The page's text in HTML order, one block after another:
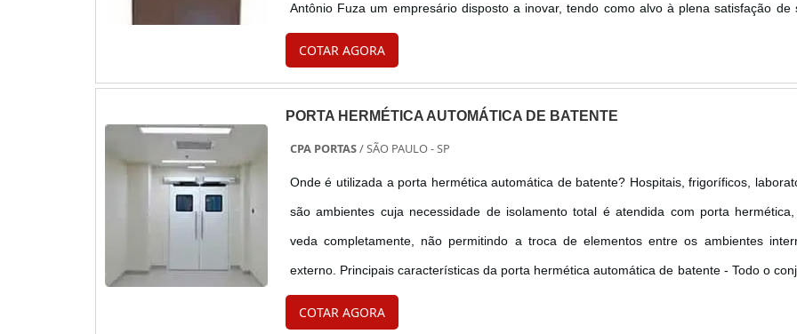
Antônio Fuza um empresário disposto a inovar, tendo como alvo à plena satisfação de
clientes dando ênfase eficiência e rapidez. Serviços aplicados são portões, escadas, est....
COTAR AGORA
PORTA HERMÉTICA AUTOMÁTICA DE BATENTE
CPA PORTAS/ SÃO PAULO - SP
Onde é utilizada a porta hermética automática de batente? Hospitais, frigoríficos,
são ambientes cuja necessidade de isolamento total é atendida com porta
veda completamente, não permitindo a troca de elementos entre os ambientes
externo. Principais características da porta hermética automática de batente - Todo o
da porta foi concebido para garantir a hermeticidade, - Higiene garanti....
COTAR AGORA